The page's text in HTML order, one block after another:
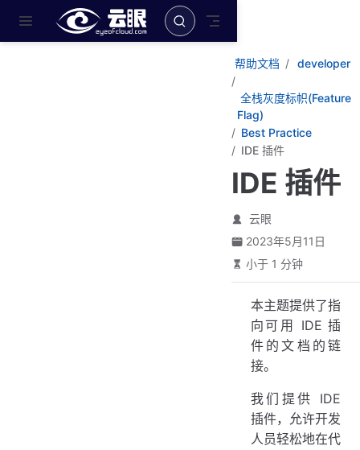
跳至主要內容
帮助文档 developer
全栈灰度标帜(Feature
Flag)
Best Practice
IDE 插件
IDE 插件
云眼
2023年5月11日
小于 1 分钟
本主题提供了指
向可用 IDE 插
件的文档的链
接。
我们提供 IDE
插件，允许开发
人员轻松地在代